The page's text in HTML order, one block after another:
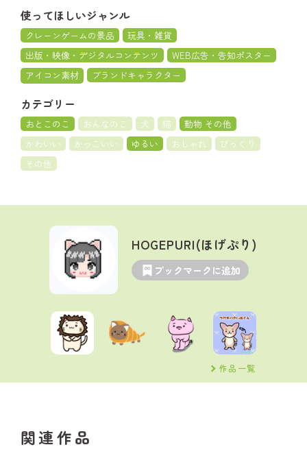
使ってほしいジャンル
クレーンゲームの景品
玩具・雑貨
出版・映像・デジタルコンテンツ
WEB広告・告知ポスター
アイコン素材
ブランドキャラクター
カテゴリー
おとこのこ おんなのこ 犬 猫
動物 その他
かわいい
かっこいい ゆるい おしゃれ
びっくり
その他
HOGEPURI(ほげぷり)
ブックマークに追加
作品一覧
関連作品